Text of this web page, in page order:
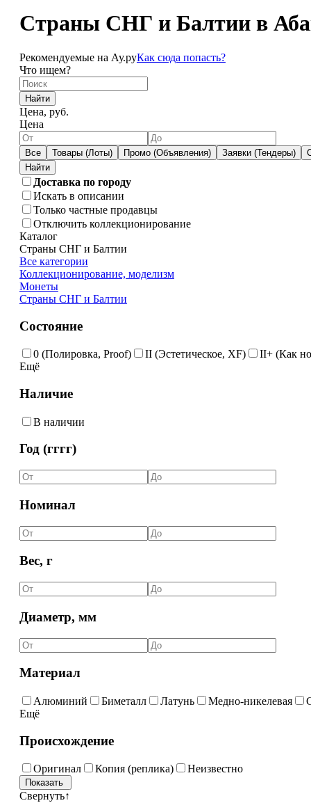
Страны СНГ и Балтии в
Рекомендуемые на Ау.руКак сюда попасть?
Что ищем?
Найти
Цена, руб.
Цена
Все Товары (Лоты) Промо (Объявления) Заявки (Тендеры)
Доставка по городу
Искать в описании
Только частные продавцы
Отключить коллекционирование
Каталог
Страны СНГ и Балтии
Все категории
Коллекционирование, моделизм
Монеты
Страны СНГ и Балтии
Состояние
0 (Полировка, Proof) II (Эстетическое, XF) II+ (Как
Ещё
Наличие
В наличии
Год (гггг)
Номинал
Вес, г
Диаметр, мм
Материал
Алюминий Биметалл Латунь Медно-никелевая
Ещё
Происхождение
Оригинал Копия (реплика) Неизвестно
Свернуть↑